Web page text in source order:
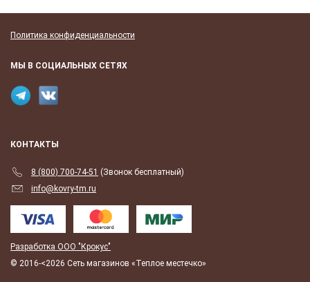
Политика конфиденциальности
МЫ В СОЦИАЛЬНЫХ СЕТЯХ
КОНТАКТЫ
8 (800) 700-74-51 (Звонок бесплатный)
info@kovry-tm.ru
Разработка ООО "Крокус"
© 2016-<2026 Сеть магазинов «Теплое местечко»